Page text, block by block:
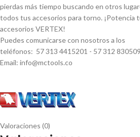
pierdas más tiempo buscando en otros
todos tus accesorios para torno. ¡Potencia
accesorios VERTEX!
Puedes comunicarse con nosotros a los
teléfonos: 57 313 4415201 - 57 312
Email: info@mctools.co
Valoraciones (0)